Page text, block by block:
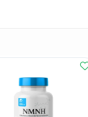
до 18 лет.